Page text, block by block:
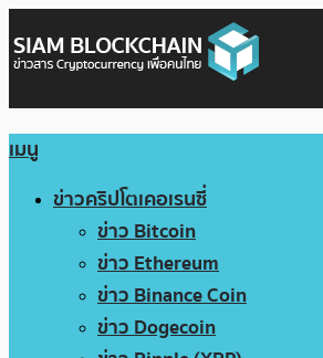
เมนู
ข่าวคริปโตเคอเรนซี่
ข่าว Bitcoin
ข่าว Ethereum
ข่าว Binance Coin
ข่าว Dogecoin